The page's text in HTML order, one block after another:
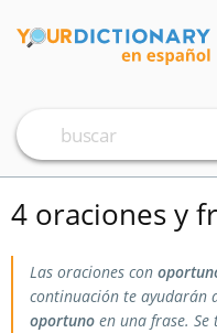
4 oraciones y
Las oraciones con
continuación te ayudarán
oportuno en una frase.